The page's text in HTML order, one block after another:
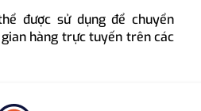
được sử dụng để chuyển
hàng trực tuyến trên các